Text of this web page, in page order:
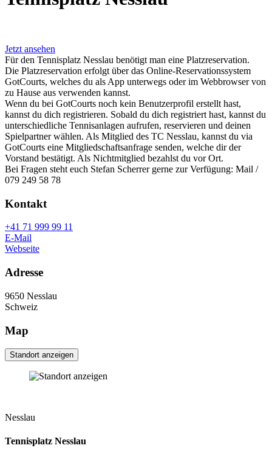
Jetzt ansehen
Für den Tennisplatz Nesslau benötigt man eine Platzreservation.
Die Platzreservation erfolgt über das Online-Reservationssystem
GotCourts, welches du als App unterwegs oder im Webbrowser von
zu Hause aus verwenden kannst.
Wenn du bei GotCourts noch kein Benutzerprofil erstellt hast,
kannst du dich registrieren. Sobald du dich registriert hast, kannst du
unterschiedliche Tennisanlagen aufrufen, reservieren und deinen
Spielpartner wählen. Als Mitglied des TC Nesslau, kannst du via
GotCourts eine Mitgliedschaftsanfrage senden, welche dir der
Vorstand bestätigt. Als Nichtmitglied bezahlst du vor Ort.
Bei Fragen steht euch Stefan Scherrer gerne zur Verfügung: Mail /
079 249 58 78
Kontakt
+41 71 999 99 11
E-Mail
Webseite
Adresse
9650 Nesslau
Schweiz
Map
Standort anzeigen
Nesslau
Tennisplatz Nesslau